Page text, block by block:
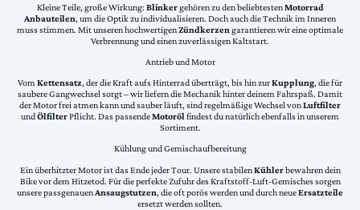
Kleine Teile, große Wirkung: Blinkergehören zu den beliebtestenMotorrad
Anbauteilen, um die Optik zu individualisieren. Doch auch die Technik im Inneren
muss stimmen. Mit unseren hochwertigenZündkerzen garantieren wir eine optimale
Verbrennung und einen zuverlässigen Kaltstart.
Antrieb und Motor
VomKettensatz, der die Kraft aufs Hinterrad überträgt, bis hin zurKupplung, die für
saubere Gangwechsel sorgt – wir liefern die Mechanik hinter deinem Fahrspaß. Damit
der Motor frei atmen kann und sauber läuft, sind regelmäßige Wechsel vonLuftfilter
undÖlfilterPflicht. Das passendeMotorölfindest du natürlich ebenfalls in unserem
Sortiment.
Kühlung und Gemischaufbereitung
Ein überhitzter Motor ist das Ende jeder Tour. Unsere stabilenKühlerbewahren dein
Bike vor dem Hitzetod. Für die perfekte Zufuhr des Kraftstoff-Luft-Gemisches sorgen
unsere passgenauenAnsaugstutzen, die oft porös werden und durch neueErsatzteile
ersetzt werden sollten.